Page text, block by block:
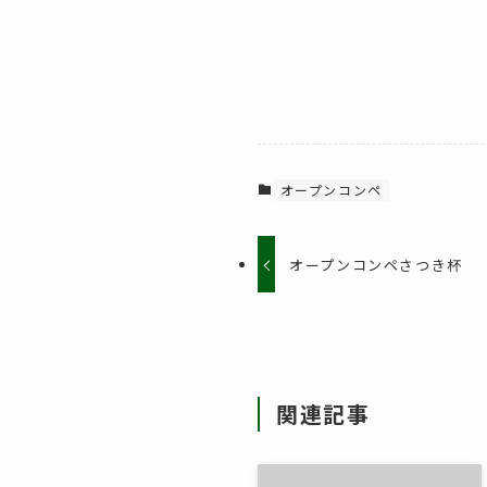
オープンコンペ
オープンコンペさつき杯
関連記事